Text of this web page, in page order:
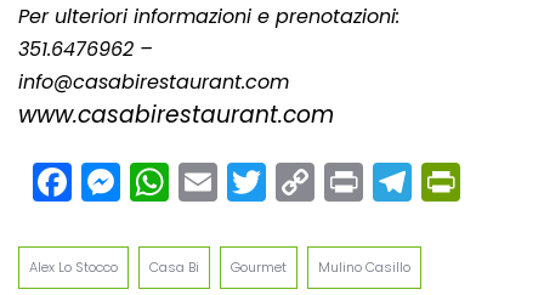
Per ulteriori informazioni e prenotazioni:
351.6476962 –
info@casabirestaurant.com
www.casabirestaurant.com
Facebook
Messenger
WhatsApp
EmailTwitter
CopyPrint
Alex Lo Stocco Casa Bi Gourmet Mulino Casillo